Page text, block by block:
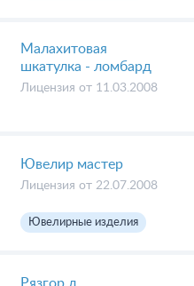
Малахитовая
шкатулка - ломбард
Лицензия от 11.03.2008
Ювелир мастер
Лицензия от 22.07.2008
Ювелирные изделия
Рязгор л